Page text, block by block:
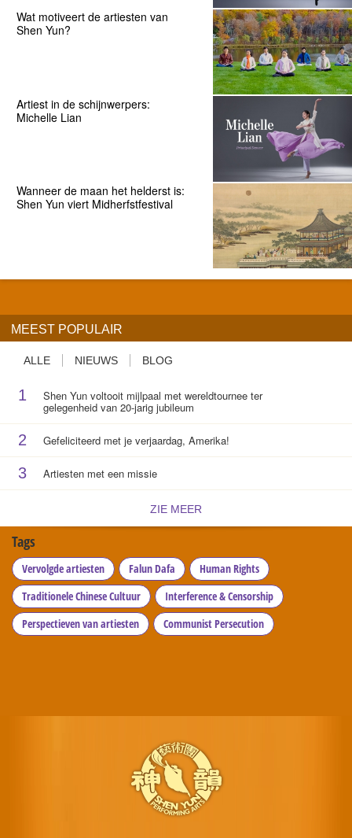
Wat motiveert de artiesten van
Shen Yun?
Artiest in de schijnwerpers:
Michelle Lian
Wanneer de maan het helderst is:
Shen Yun viert Midherfstfestival
MEEST POPULAIR
ALLE NIEUWS BLOG
1 Shen Yun voltooit mijlpaal met wereldtournee ter
gelegenheid van 20-jarig jubileum
2 Gefeliciteerd met je verjaardag, Amerika!
3 Artiesten met een missie
ZIE MEER
Tags
Vervolgde artiesten Falun Dafa
Human Rights
Traditionele Chinese Cultuur
Interference & Censorship
Perspectieven van artiesten
Communist Persecution